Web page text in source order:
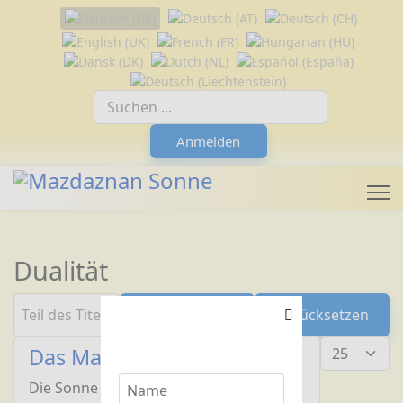
Sprache auswählen
Anmelden
Dualität
Zurücksetzen
Anzeige #
Das Mazdaznan-Symbol
Die Sonne der Mazdaznan-Lehre ist ein